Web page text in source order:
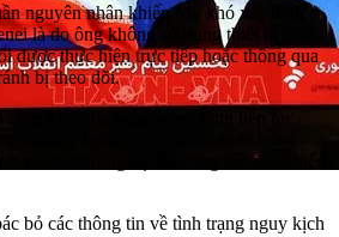
nguyên nhân khiến Mỹ khó xác định
là do ông không sử dụng thiết bị điện
được thực hiện trực tiếp hoặc thông qua
bị theo dõi.
Mojtaba Khamenei đang tiếp tục
cách ly nghiêm ngặt sau khi bị bỏng
và chân trong vụ tấn công hồi đầu chiến
bỏ các thông tin về tình trạng nguy kịch